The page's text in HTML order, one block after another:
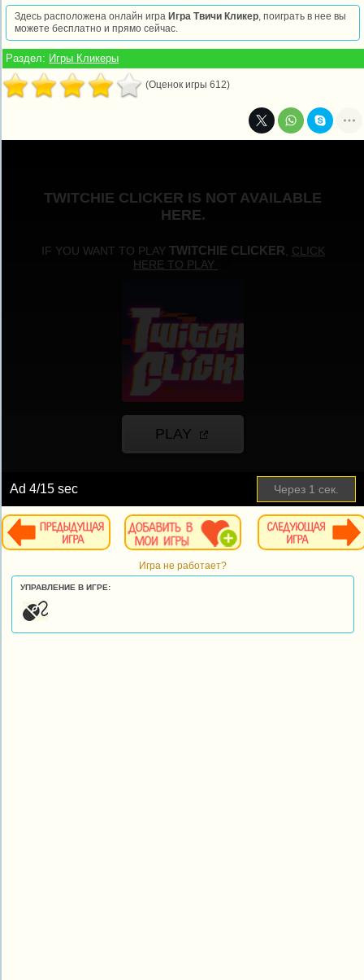
Здесь расположена онлайн игра Игра Твичи Кликер, поиграть в нее вы
можете бесплатно и прямо сейчас.
Раздел: Игры Кликеры
(Оценок игры 612)
Ad4/15 sec Через 1 сек.
Игра не работает?
УПРАВЛЕНИЕ В ИГРЕ: